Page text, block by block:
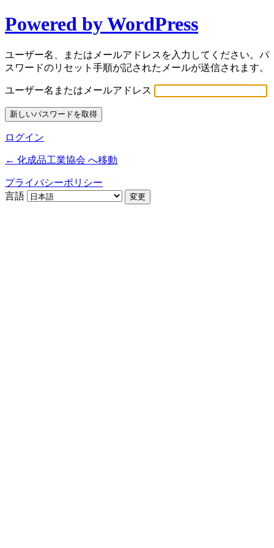
Powered by WordPress
ユーザー名、またはメールアドレスを入力してください。パ
スワードのリセット手順が記されたメールが送信されます。
ユーザー名またはメールアドレス
ログイン
← 化成品工業協会 へ移動
プライバシーポリシー
言語